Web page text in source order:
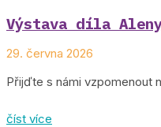
Výstava díla
29. června 2026
Přijďte s námi vzpomenout
číst více